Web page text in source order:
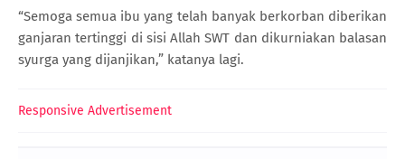
“Semoga semua ibu yang telah banyak berkorban diberikan
ganjaran tertinggi di sisi Allah SWT dan dikurniakan balasan
syurga yang dijanjikan,” katanya lagi.
Responsive Advertisement